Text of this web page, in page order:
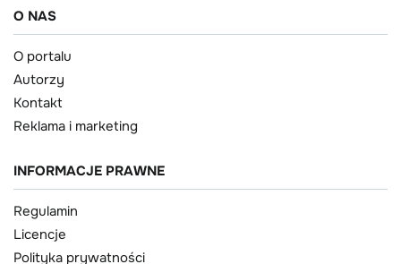
O NAS
O portalu
Autorzy
Kontakt
Reklama i marketing
INFORMACJE PRAWNE
Regulamin
Licencje
Polityka prywatności